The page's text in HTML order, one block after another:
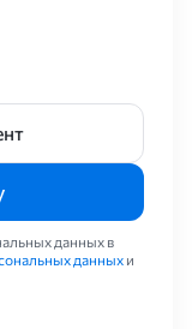
данных в
данных и